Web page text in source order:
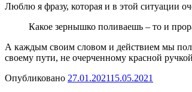
Люблю я фразу, которая и в этой ситуации
Какое зернышко поливаешь – то и
А каждым своим словом и действием мы
своему пути, не очерченному красной
Опубликовано 27.01.202115.05.2021